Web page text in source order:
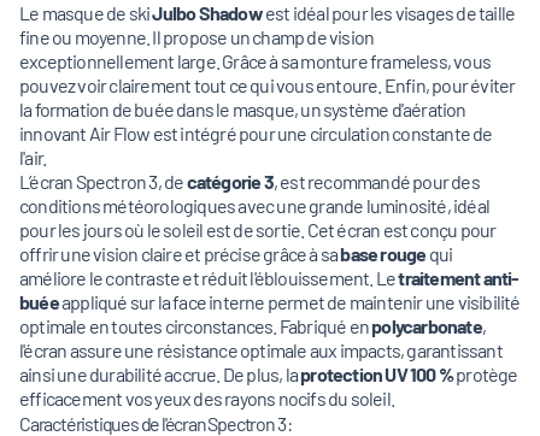
Le masque de skiJulbo Shadowest idéal pour les visages de taille
fine ou moyenne. Il propose un champ de vision
exceptionnellement large. Grâce à sa monture frameless, vous
pouvez voir clairement tout ce qui vous entoure. Enfin, pour éviter
la formation de buée dans le masque, un système d'aération
innovant Air Flow est intégré pour une circulation constante de
l'air.
L’écran Spectron 3, decatégorie 3, est recommandé pour des
conditions météorologiques avec une grande luminosité, idéal
pour les jours où le soleil est de sortie. Cet écran est conçu pour
offrir une vision claire et précise grâce à sabase rougequi
améliore le contraste et réduit l'éblouissement. Letraitement anti-
buéeappliqué sur la face interne permet de maintenir une visibilité
optimale en toutes circonstances. Fabriqué enpolycarbonate,
l'écran assure une résistance optimale aux impacts, garantissant
ainsi une durabilité accrue. De plus, laprotection UV 100 %protège
efficacement vos yeux des rayons nocifs du soleil.
Caractéristiques de l'écran Spectron 3 :